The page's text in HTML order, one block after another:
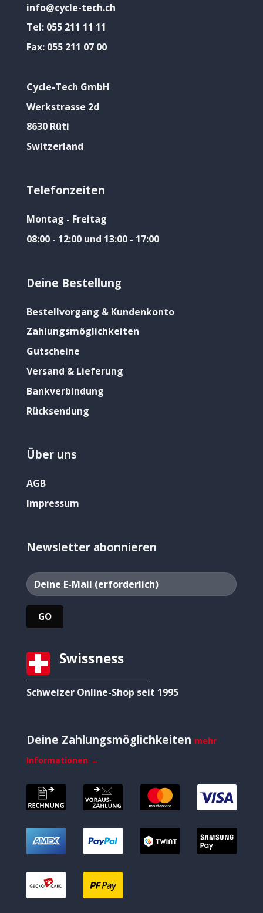
info@cycle-tech.ch
Tel: 055 211 11 11
Fax: 055 211 07 00
Cycle-Tech GmbH
Werkstrasse 2d
8630 Rüti
Switzerland
Telefonzeiten
Montag - Freitag
08:00 - 12:00 und 13:00 - 17:00
Deine Bestellung
Bestellvorgang & Kundenkonto
Zahlungsmöglichkeiten
Gutscheine
Versand & Lieferung
Bankverbindung
Rücksendung
Über uns
AGB
Impressum
Newsletter abonnieren
Swissness
Schweizer Online-Shop seit 1995
Deine Zahlungsmöglichkeiten mehr
Informationen →